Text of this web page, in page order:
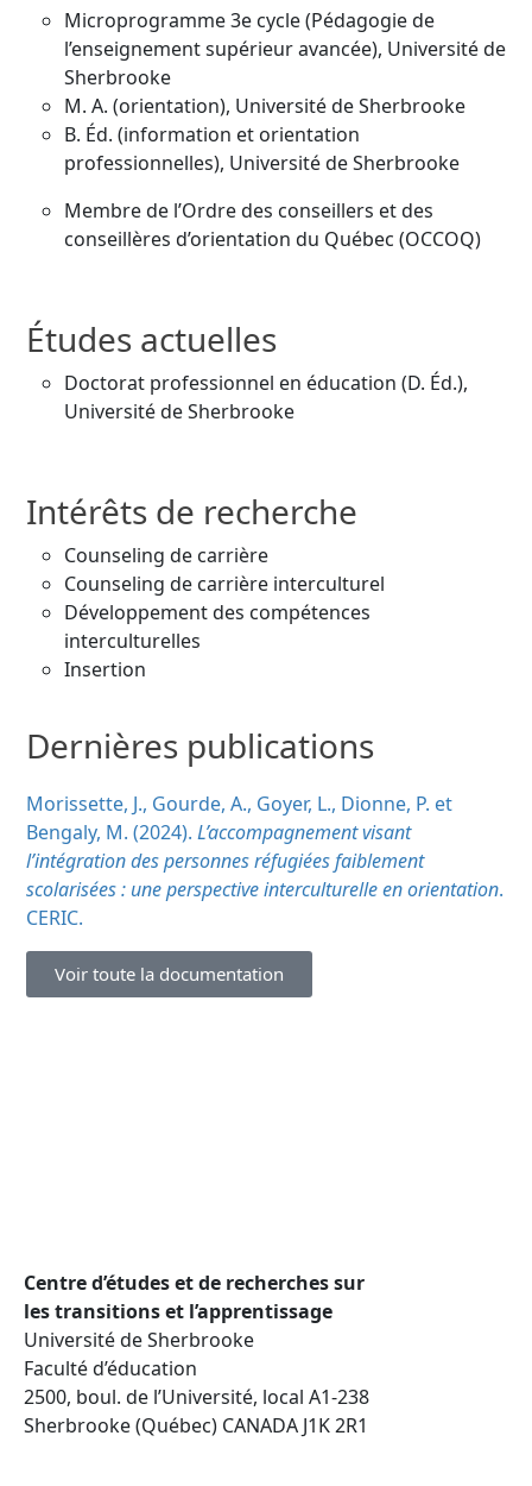
Microprogramme 3e cycle (Pédagogie de
l’enseignement supérieur avancée), Université de
Sherbrooke
M. A. (orientation), Université de Sherbrooke
B. Éd. (information et orientation
professionnelles), Université de Sherbrooke
Membre de l’Ordre des conseillers et des
conseillères d’orientation du Québec (OCCOQ)
Études actuelles
Doctorat professionnel en éducation (D. Éd.),
Université de Sherbrooke
Intérêts de recherche
Counseling de carrière
Counseling de carrière interculturel
Développement des compétences
interculturelles
Insertion
Dernières publications
Morissette, J., Gourde, A., Goyer, L., Dionne, P. et
Bengaly, M. (2024). L’accompagnement visant
l’intégration des personnes réfugiées faiblement
scolarisées : une perspective interculturelle en orientation.
CERIC.
Voir toute la documentation
Centre d’études et de recherches sur
les transitions et l’apprentissage
Université de Sherbrooke
Faculté d’éducation
2500, boul. de l’Université, local A1-238
Sherbrooke (Québec) CANADA J1K 2R1